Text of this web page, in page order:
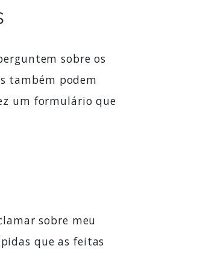
sobre os
também podem
um formulário que
sobre meu
que as feitas